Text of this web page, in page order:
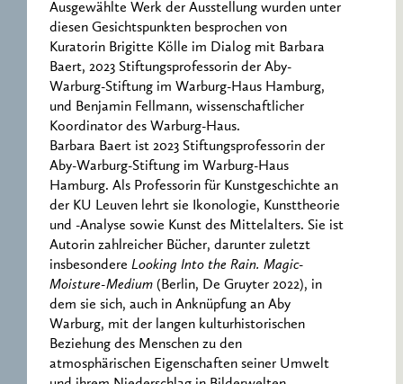
Ausgewählte Werk der Ausstellung wurden unter
diesen Gesichtspunkten besprochen von
Kuratorin Brigitte Kölle im Dialog mit Barbara
Baert, 2023 Stiftungsprofessorin der Aby-
Warburg-Stiftung im Warburg-Haus Hamburg,
und Benjamin Fellmann, wissenschaftlicher
Koordinator des Warburg-Haus.
Barbara Baert ist 2023 Stiftungsprofessorin der
Aby-Warburg-Stiftung im Warburg-Haus
Hamburg. Als Professorin für Kunstgeschichte an
der KU Leuven lehrt sie Ikonologie, Kunsttheorie
und -Analyse sowie Kunst des Mittelalters. Sie ist
Autorin zahlreicher Bücher, darunter zuletzt
insbesondere Looking Into the Rain. Magic-
Moisture-Medium (Berlin, De Gruyter 2022), in
dem sie sich, auch in Anknüpfung an Aby
Warburg, mit der langen kulturhistorischen
Beziehung des Menschen zu den
atmosphärischen Eigenschaften seiner Umwelt